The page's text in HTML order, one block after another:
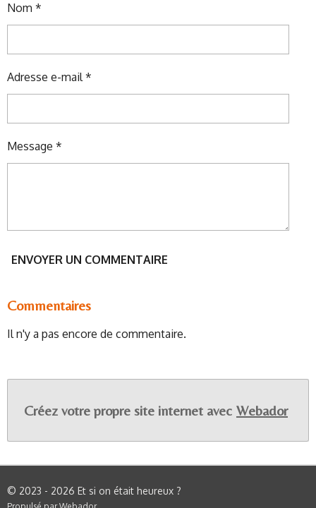
E
R
R
R
R
Nom *
Adresse e-mail *
Message *
ENVOYER UN COMMENTAIRE
Commentaires
Il n'y a pas encore de commentaire.
Créez votre propre site internet avec Webador
© 2023 - 2026 Et si on était heureux ?